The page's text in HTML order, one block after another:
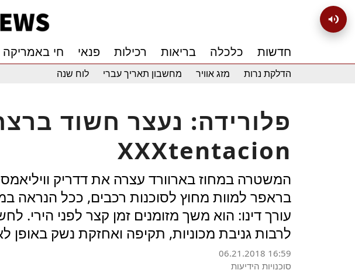
חדשות כלכלה בריאות רכילות פנאי חי באמריקה
הדלקת נרות מזג אוויר מחשבון תאריך עברי לוח שנה
פלורידה: נעצר חשוד
XXXtentacion
בראפר למוות מחוץ לסוכנות רכבים, ככל הנראה
עורך דינו: הוא משך מזומנים זמן קצר לפני הירי.
לרבות גניבת מכוניות, תקיפה ואחזקת נשק באופן
06.21.2018 16:59
סוכנויות הידיעות